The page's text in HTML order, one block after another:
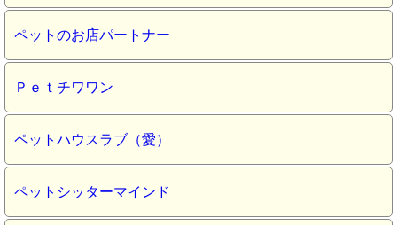
ペットのお店パートナー
Ｐｅｔチワワン
ペットハウスラブ（愛）
ペットシッターマインド